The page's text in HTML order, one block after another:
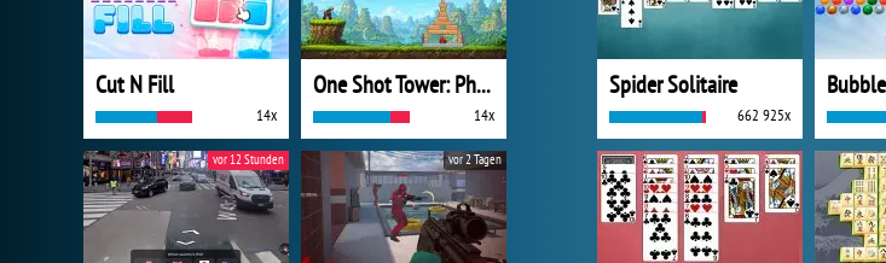
Cut N Fill
14x
One Shot Tower: Physics Destroyer
14x
vor 12 Stunden vor 2 Tagen
Spider Solitaire
662 925x